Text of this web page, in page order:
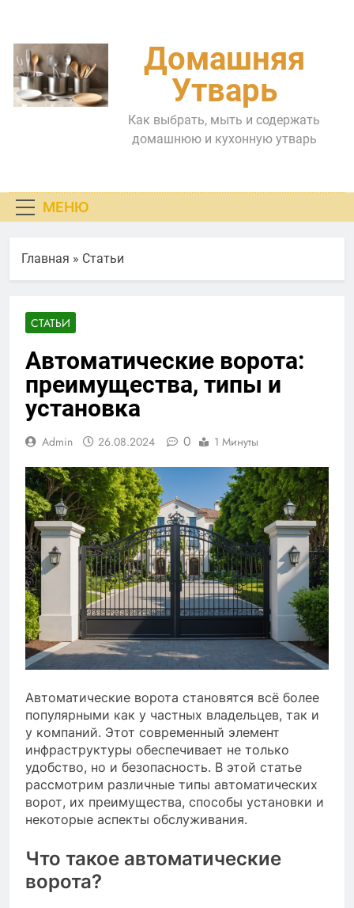
содержимому
Домашняя
Утварь
Как выбрать, мыть и содержать
домашнюю и кухонную утварь
МЕНЮ
Главная » Статьи
СТАТЬИ
Автоматические ворота:
преимущества, типы и
установка
Admin 26.08.2024 0 1 Минуты
Автоматические ворота становятся всё более
популярными как у частных владельцев, так и
у компаний. Этот современный элемент
инфраструктуры обеспечивает не только
удобство, но и безопасность. В этой статье
рассмотрим различные типы автоматических
ворот, их преимущества, способы установки и
некоторые аспекты обслуживания.
Что такое автоматические
ворота?